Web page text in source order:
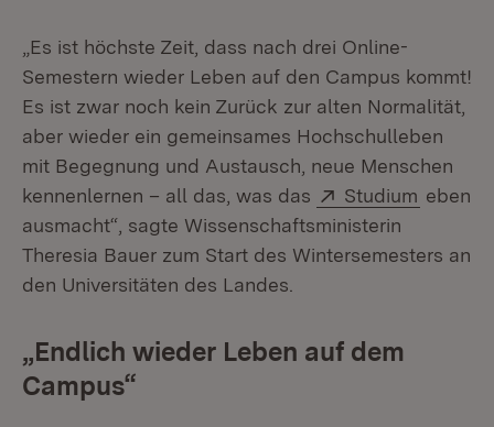
„Es ist höchste Zeit, dass nach drei Online-
Semestern wieder Leben auf den Campus kommt!
Es ist zwar noch kein Zurück zur alten Normalität,
aber wieder ein gemeinsames Hochschulleben
mit Begegnung und Austausch, neue Menschen
kennenlernen – all das, was das
Extern:
Studium (Öffnet
eben
ausmacht“, sagte Wissenschaftsministerin
Theresia Bauer zum Start des Wintersemesters an
den Universitäten des Landes.
„Endlich wieder Leben auf dem
Campus“